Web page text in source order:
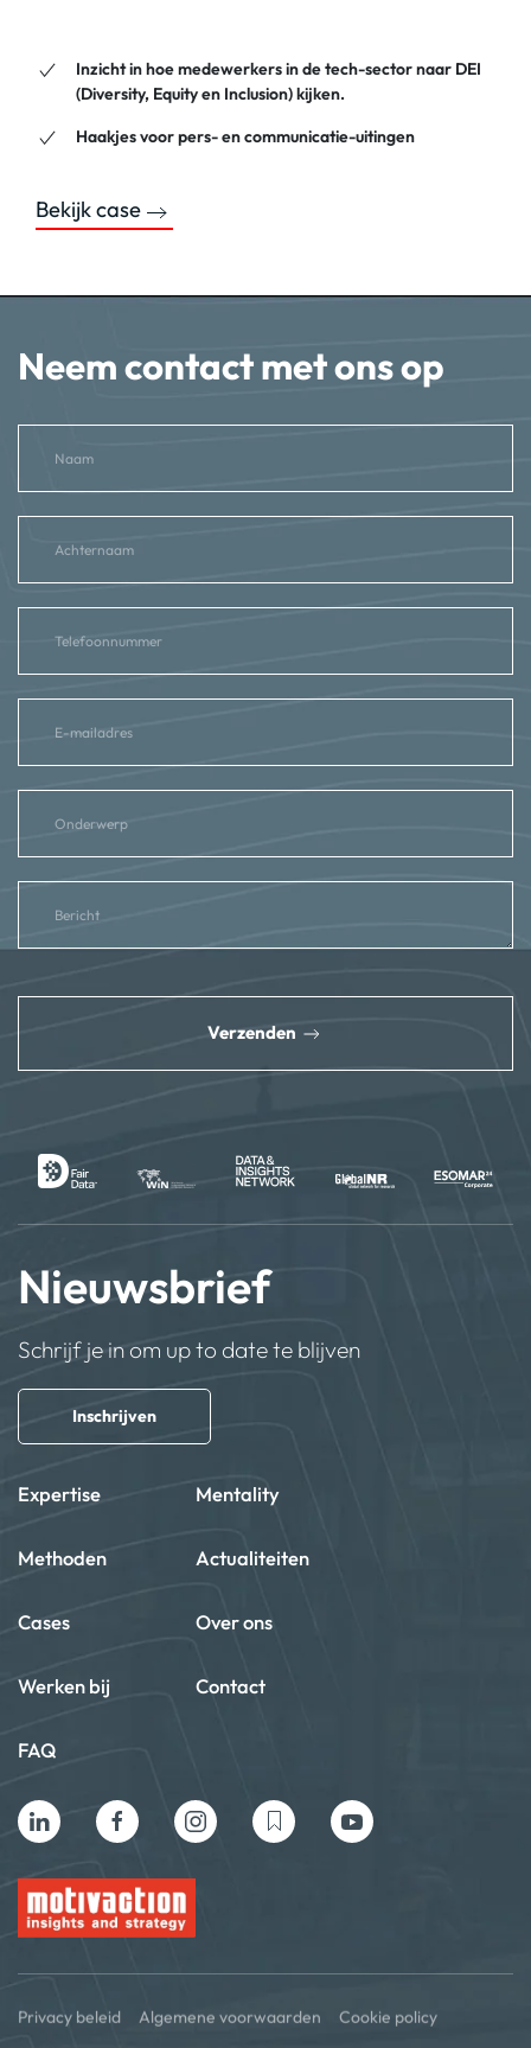
Inzicht in hoe medewerkers in de tech-sector naar DEI
(Diversity, Equity en Inclusion) kijken.
Haakjes voor pers- en communicatie-uitingen
Bekijk case
Neem contact met ons op
Verzenden
Nieuwsbrief
Schrijf je in om up to date te blijven
Inschrijven
Expertise Mentality
Methoden Actualiteiten
Cases Over ons
Werken bij Contact
FAQ
Privacy beleid Algemene voorwaarden Cookie policy